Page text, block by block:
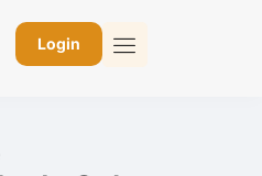
Login